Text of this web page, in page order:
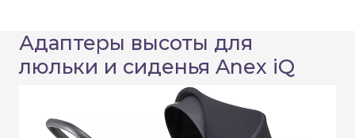
Адаптеры высоты для
люльки и сиденья Anex iQ